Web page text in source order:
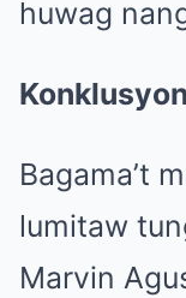
huwag
Konklusyon
Bagama’t
lumitaw
Marvin